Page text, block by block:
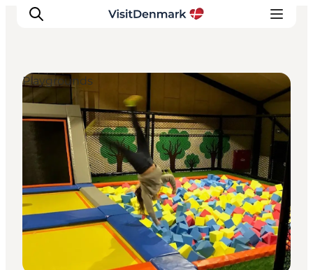
Inspiratie
Bestemmingen
Wat te doen
Accommodaties
Plan je reis
Playgrounds